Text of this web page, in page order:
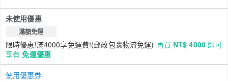
未使用優惠
滿額免運
限時優惠!滿4000享免運費!(郵政包裹物流免運) 再買 NT$ 4000 即可
享有免運優惠
使用優惠券